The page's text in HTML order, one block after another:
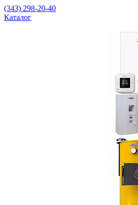
(343) 298-20-40
Каталог